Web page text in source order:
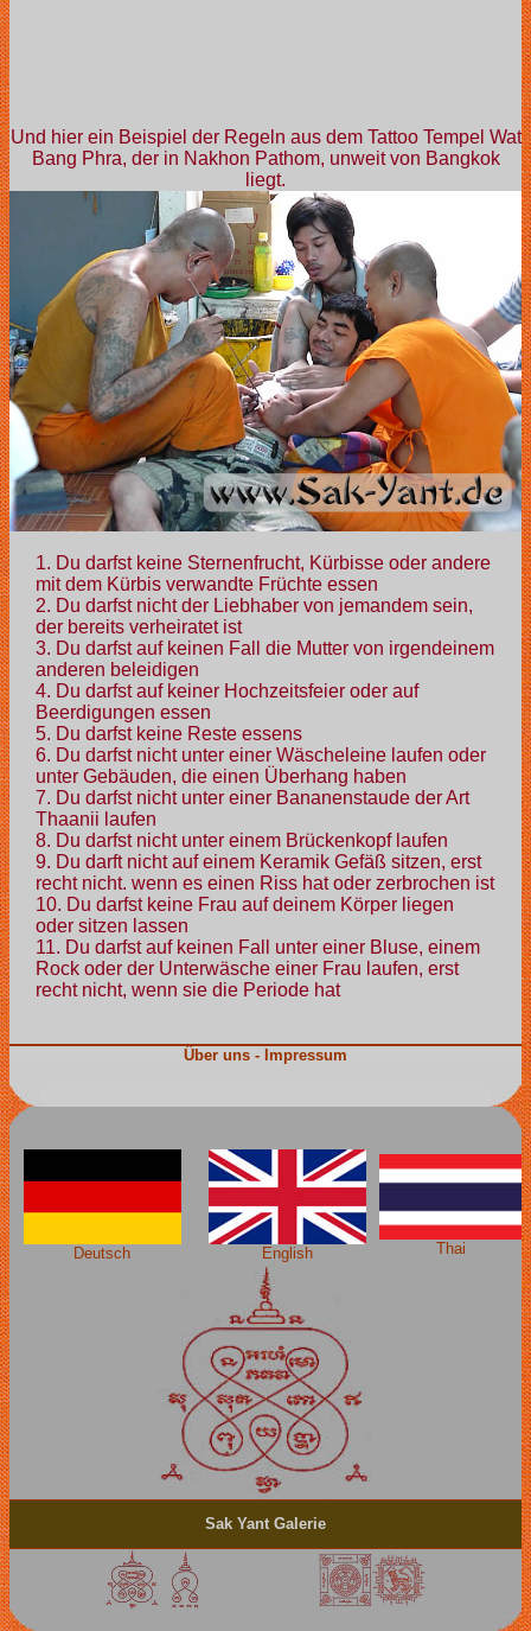
Und hier ein Beispiel der Regeln aus dem Tattoo Tempel Wat
Bang Phra, der in Nakhon Pathom, unweit von Bangkok
liegt.
1. Du darfst keine Sternenfrucht, Kürbisse oder andere
mit dem Kürbis verwandte Früchte essen
2. Du darfst nicht der Liebhaber von jemandem sein,
der bereits verheiratet ist
3. Du darfst auf keinen Fall die Mutter von irgendeinem
anderen beleidigen
4. Du darfst auf keiner Hochzeitsfeier oder auf
Beerdigungen essen
5. Du darfst keine Reste essens
6. Du darfst nicht unter einer Wäscheleine laufen oder
unter Gebäuden, die einen Überhang haben
7. Du darfst nicht unter einer Bananenstaude der Art
Thaanii laufen
8. Du darfst nicht unter einem Brückenkopf laufen
9. Du darft nicht auf einem Keramik Gefäß sitzen, erst
recht nicht. wenn es einen Riss hat oder zerbrochen ist
10. Du darfst keine Frau auf deinem Körper liegen
oder sitzen lassen
11. Du darfst auf keinen Fall unter einer Bluse, einem
Rock oder der Unterwäsche einer Frau laufen, erst
recht nicht, wenn sie die Periode hat
Über uns - Impressum
Deutsch English Thai
Sak Yant Galerie